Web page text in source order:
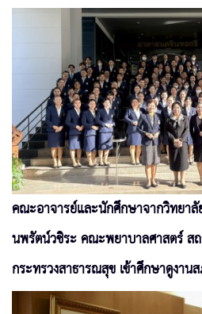
คณะอาจารย์และนักศึกษาจากวิทยา
นพรัตน์วชิระ คณะพยาบาลศาสตร์ ส
กระทรวงสาธารณสุข เข้าศึกษาดูงาน